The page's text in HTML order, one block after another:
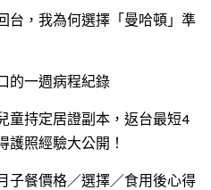
台，我為何選擇「曼哈頓」準
的一週病程紀錄
童持定居證副本，返台最短4
護照經驗大公開！
子餐價格／選擇／食用後心得